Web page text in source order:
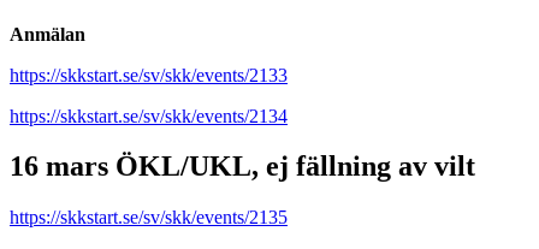
Anmälan
https://skkstart.se/sv/skk/events/2133
https://skkstart.se/sv/skk/events/2134
16 mars ÖKL/UKL, ej fällning av vilt
https://skkstart.se/sv/skk/events/2135